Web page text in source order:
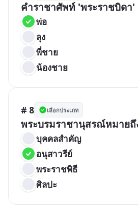
คำราชาศัพท์ 'พระราชบิดา'
พ่อ
ลุง
พี่ชาย
น้องชาย
# 8 เลือกประเภท
พระบรมราชานุสรณ์หมายถึ
บุคคลสำคัญ
อนุสาวรีย์
พระราชพิธี
ศิลปะ